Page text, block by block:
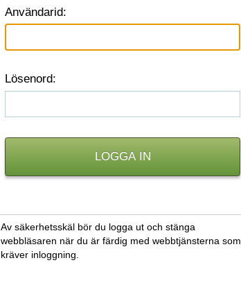
Användarid:
Lösenord:
Av säkerhetsskäl bör du logga ut och stänga
webbläsaren när du är färdig med webbtjänsterna som
kräver inloggning.